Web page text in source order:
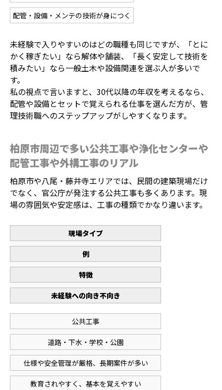
配管・設備・メンテの技術が身につく
未経験で入りやすいのはどの職種も同じですが、「とに
かく稼ぎたい」なら解体や舗装、「長く安定して技術を
積みたい」なら一般土木や設備関連を選ぶ人が多いで
す。
私の視点で言いますと、30代以降の年収を考えるなら、
配管や設備とセットで覚えられる仕事を選んだ方が、管
理技術職へのステップアップがしやすくなります。
柏原市周辺で多い公共工事や浄化センターや
配管工事や外構工事のリアル
柏原市や八尾・藤井寺エリアでは、民間の建築現場だけ
でなく、官公庁が発注する公共工事も多くあります。現
場の雰囲気や安定感は、工事の種類でかなり違います。
現場タイプ
例
特徴
未経験への向き不向き
公共工事
道路・下水・学校・公園
仕様や安全管理が厳格、長期案件が多い
教育されやすく、基本を覚えやすい